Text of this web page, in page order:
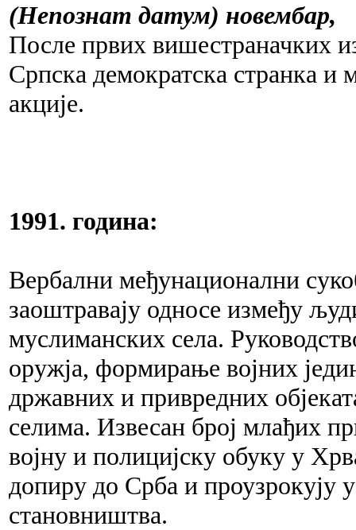
(Непознат датум) новембар,
После првих вишестраначких
Српска демократска странка и
акције.
1991. година:
Вербални међунационални
заоштравају односе између
муслиманских села.
оружја, формирање војних
државних и привредних
селима. Извесан број млађих
војну и полицијску обуку у
допиру до Срба и проузрокују
становништва.